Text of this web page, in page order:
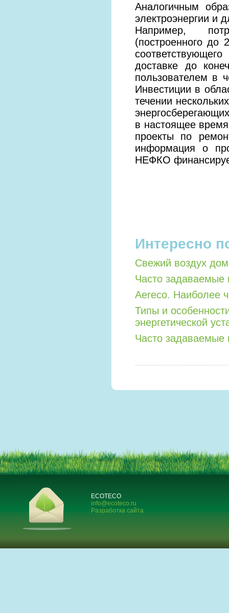
Аналогичным
электроэнергии и
Например,
(построенного
доставке до
пользователем в
Инвестиции в
течении
в настоящее
проекты по
информация о
НЕФКО
Интересно
Свежий воздух
Часто задаваемые
Aereco. Наиболее
Типы и
энергетической
Часто задаваемые
ECOTECO
info@ecoteco.ru
Разработка сайта